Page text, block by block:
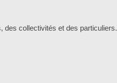
des collectivités et des particuliers.